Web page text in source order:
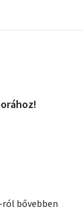
bővebben